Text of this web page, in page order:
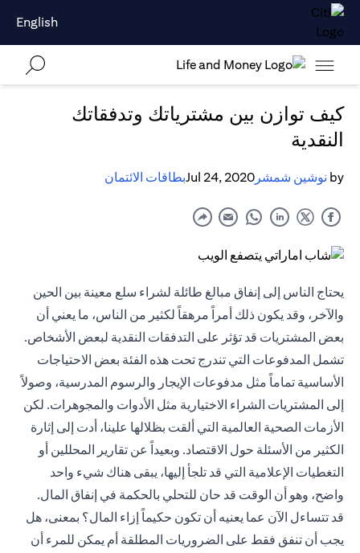
English
كيف توازن بين مشترياتك وتدفقاتك
النقدية
by نوشين شمشر Jul 24, 2020بطاقات الائتمان
يحتاج الناس إلى إنفاق مبالغ طائلة لشراء سلع معينة بين الحين
والآخر، وقد يكون ذلك أمراً مرهقاً لكثير من الناس، ما يعني أن
بعض المشتريات قد تؤثر على التدفقات النقدية لبعض الأشخاص.
تشمل المدفوعات التي تندرج تحت هذه الفئة بعض الاحتياجات
الأساسية تماماً مثل مدفوعات الإيجار والرسوم المدرسية، وصولاً
إلى المشتريات الشراء الاختيارية مثل الأدوات والمجوهرات. لكن
الأزمات الصحية العالمية التي ألقت بظلالها علينا، أدت إلى إثارة
الكثير من الأسئلة حول الاقتصاد. وبعيداً عن تقارير المحللين أو
التغطيات الإعلامية التي قد تلجأ إليها، يبقى هناك شيء واحد
واضح، وهو أن الوقت قد حان للتحلي بالحكمة في إنفاق المال.
قد تتساءل الآن عما يعنيه أن تكون حكيماً إزاء المال؟ بمعنى، هل
يجب أن تنفق فقط على الضروريات المطلقة أم يمكن للمرء أن